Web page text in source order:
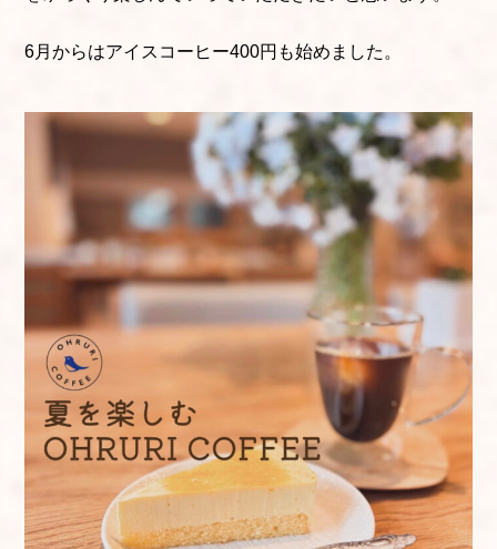
6月からはアイスコーヒー400円も始めました。